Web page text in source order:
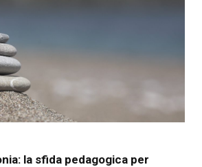
la sfida pedagogica per